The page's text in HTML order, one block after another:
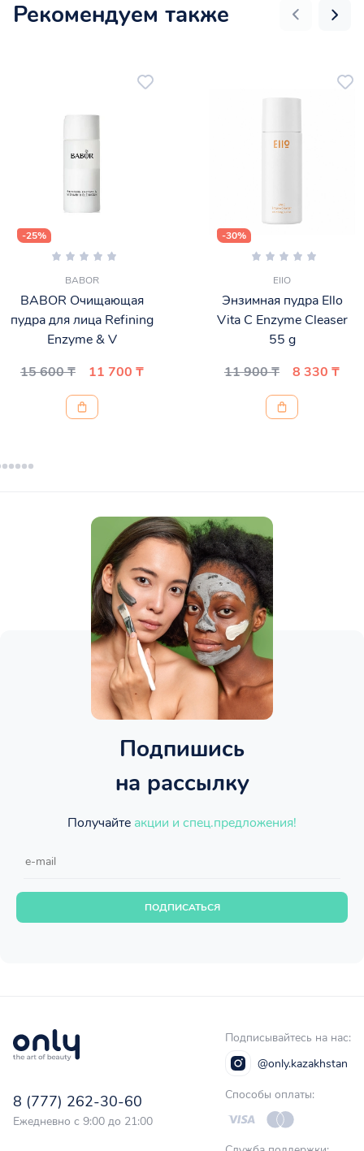
Рекомендуем также
-25%
BABOR
BABOR Очищающая
пудра для лица Refining
Enzyme & V
15 600 ₸
11 700 ₸
-30%
EIIO
Энзимная пудра Ello
Vita C Enzyme Cleaser
55 g
11 900 ₸
8 330 ₸
Подпишись
на рассылку
Получайте акции и спец.предложения!
ПОДПИСАТЬСЯ
8 (777) 262-30-60
Ежедневно с 9:00 до 21:00
Подписывайтесь на нас:
@only.kazakhstan
Способы оплаты: